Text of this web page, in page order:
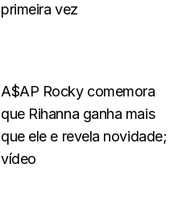
primeira vez
A$AP Rocky comemora
que Rihanna ganha mais
que ele e revela novidade;
vídeo